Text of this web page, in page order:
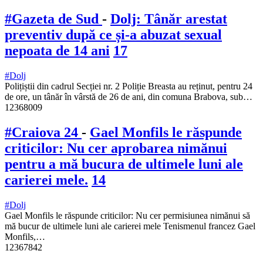
#Gazeta de Sud - Dolj: Tânăr arestat
preventiv după ce și-a abuzat sexual
nepoata de 14 ani 17
#Dolj
Polițiștii din cadrul Secției nr. 2 Poliție Breasta au reținut, pentru 24
de ore, un tânăr în vârstă de 26 de ani, din comuna Brabova, sub…
12368009
#Craiova 24 - Gael Monfils le răspunde
criticilor: Nu cer aprobarea nimănui
pentru a mă bucura de ultimele luni ale
carierei mele. 14
#Dolj
Gael Monfils le răspunde criticilor: Nu cer permisiunea nimănui să
mă bucur de ultimele luni ale carierei mele Tenismenul francez Gael
Monfils,…
12367842